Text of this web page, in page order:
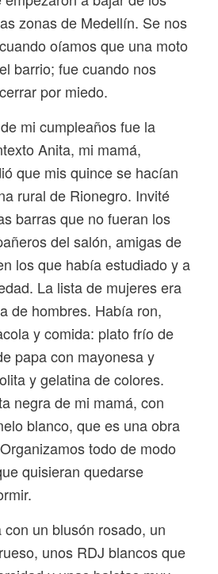
zonas de Medellín. Se nos
oíamos que una moto
barrio; fue cuando nos
por miedo.
mi cumpleaños fue la
Anita, mi mamá,
que mis quince se hacían
rural de Rionegro. Invité
barras que no fueran los
del salón, amigas de
los que había estudiado y a
La lista de mujeres era
de hombres. Había ron,
y comida: plato frío de
papa con mayonesa y
y gelatina de colores.
negra de mi mamá, con
blanco, que es una obra
todo de modo
quisieran quedarse
un blusón rosado, un
unos RDJ blancos que